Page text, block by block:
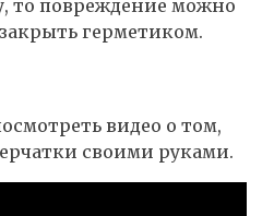
то повреждение можно
герметиком.
видео о том,
своими руками.